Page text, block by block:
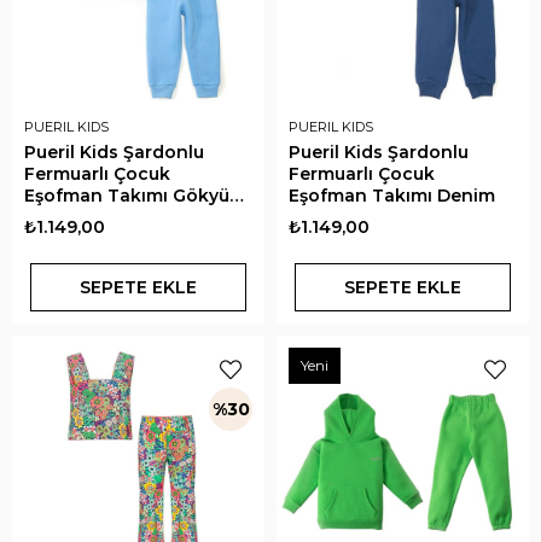
PUERIL KIDS
Pueril Kids Şardonlu
Fermuarlı Çocuk
Eşofman Takımı Gökyüzü
Mavisi
₺1.149,00
SEPETE EKLE
PUERIL KIDS
Pueril Kids Şardonlu
Fermuarlı Çocuk
Eşofman Takımı Denim
₺1.149,00
SEPETE EKLE
%30
Yeni